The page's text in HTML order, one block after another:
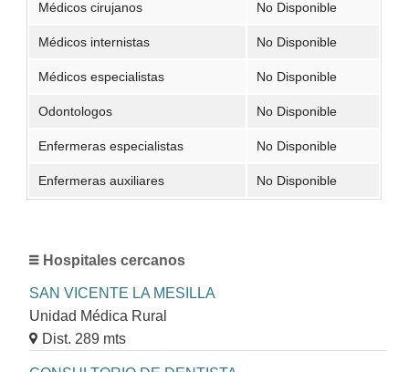
Médicos cirujanos No Disponible
Médicos internistas No Disponible
Médicos especialistas No Disponible
Odontologos No Disponible
Enfermeras especialistas No Disponible
Enfermeras auxiliares No Disponible
Hospitales cercanos
SAN VICENTE LA MESILLA
Unidad Médica Rural
Dist. 289 mts